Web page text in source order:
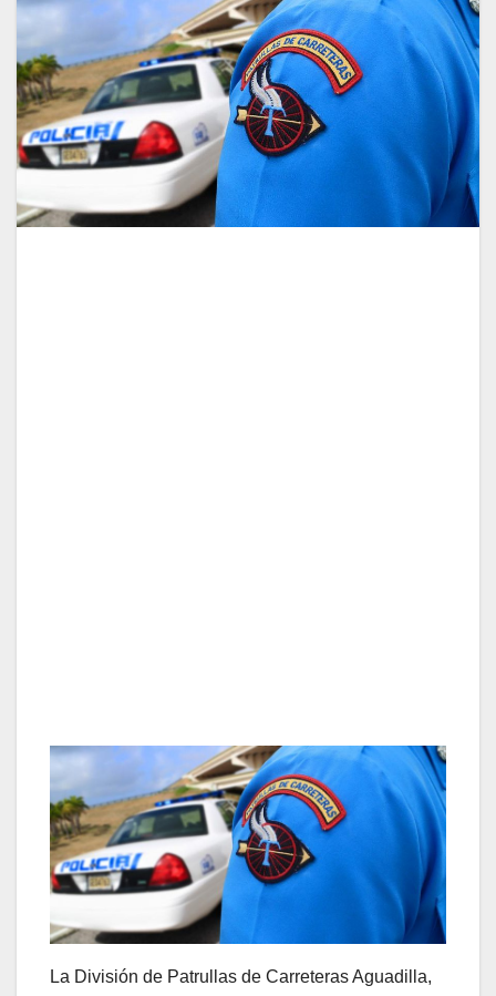
La División de Patrullas de Carreteras Aguadilla,